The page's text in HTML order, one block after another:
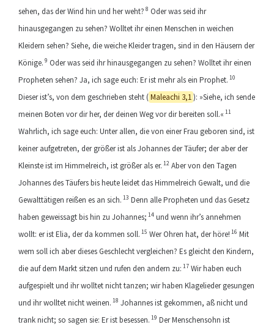
sehen, das der Wind hin und her weht? 8 Oder was seid ihr
hinausgegangen zu sehen? Wolltet ihr einen Menschen in weichen
Kleidern sehen? Siehe, die weiche Kleider tragen, sind in den Häusern der
Könige. 9 Oder was seid ihr hinausgegangen zu sehen? Wolltet ihr einen
Propheten sehen? Ja, ich sage euch: Er ist mehr als ein Prophet. 10
Dieser ist’s, von dem geschrieben steht (Maleachi 3,1): »Siehe, ich sende
meinen Boten vor dir her, der deinen Weg vor dir bereiten soll.« 11
Wahrlich, ich sage euch: Unter allen, die von einer Frau geboren sind, ist
keiner aufgetreten, der größer ist als Johannes der Täufer; der aber der
Kleinste ist im Himmelreich, ist größer als er. 12 Aber von den Tagen
Johannes des Täufers bis heute leidet das Himmelreich Gewalt, und die
Gewalttätigen reißen es an sich. 13 Denn alle Propheten und das Gesetz
haben geweissagt bis hin zu Johannes; 14 und wenn ihr’s annehmen
wollt: er ist Elia, der da kommen soll. 15 Wer Ohren hat, der höre! 16 Mit
wem soll ich aber dieses Geschlecht vergleichen? Es gleicht den Kindern,
die auf dem Markt sitzen und rufen den andern zu: 17 Wir haben euch
aufgespielt und ihr wolltet nicht tanzen; wir haben Klagelieder gesungen
und ihr wolltet nicht weinen. 18 Johannes ist gekommen, aß nicht und
trank nicht; so sagen sie: Er ist besessen. 19 Der Menschensohn ist